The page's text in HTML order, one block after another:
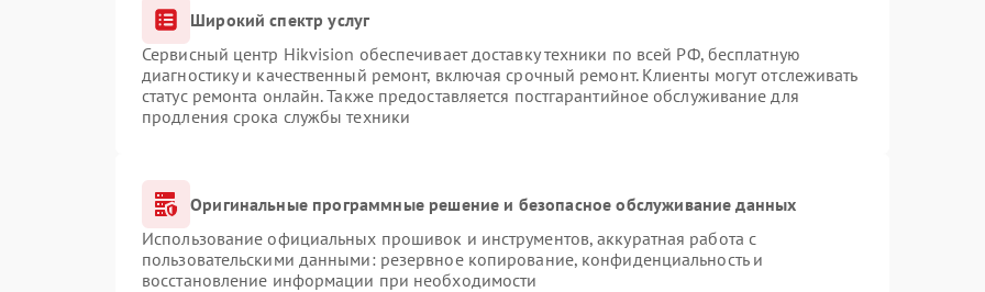
Широкий спектр услуг
Сервисный центр Hikvision обеспечивает доставку техники по всей РФ, бесплатную
диагностику и качественный ремонт, включая срочный ремонт. Клиенты могут отслеживать
статус ремонта онлайн. Также предоставляется постгарантийное обслуживание для
продления срока службы техники
Оригинальные программные решение и безопасное обслуживание данных
Использование официальных прошивок и инструментов, аккуратная работа с
пользовательскими данными: резервное копирование, конфиденциальность и
восстановление информации при необходимости